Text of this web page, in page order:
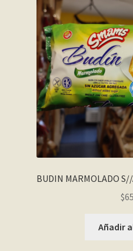
Wishlist
Wishlist
BUDIN MARMOLADO
$
Añadir